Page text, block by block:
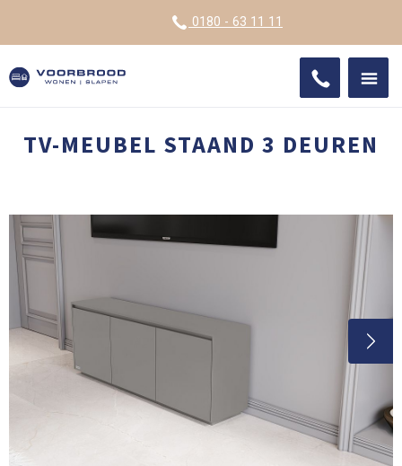
0180 - 63 11 11
TV-MEUBEL STAAND 3 DEUREN